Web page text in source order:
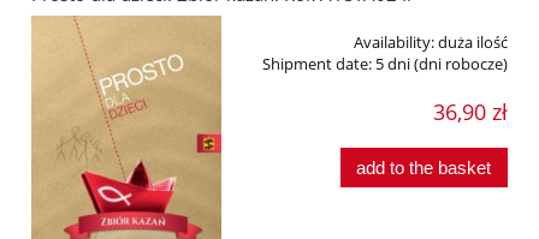
Availability:duża ilość
Shipment date: 5 dni (dni robocze)
36,90 zł
add to the basket